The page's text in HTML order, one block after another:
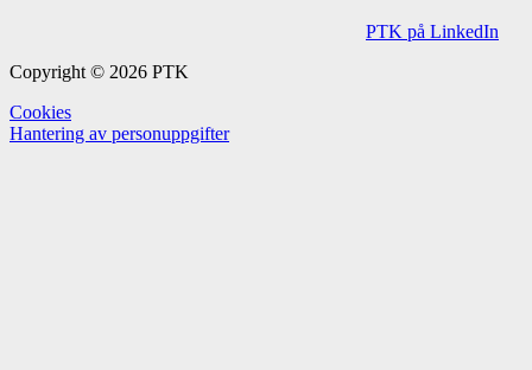
PTK på LinkedIn
Copyright © 2026 PTK
Cookies
Hantering av personuppgifter